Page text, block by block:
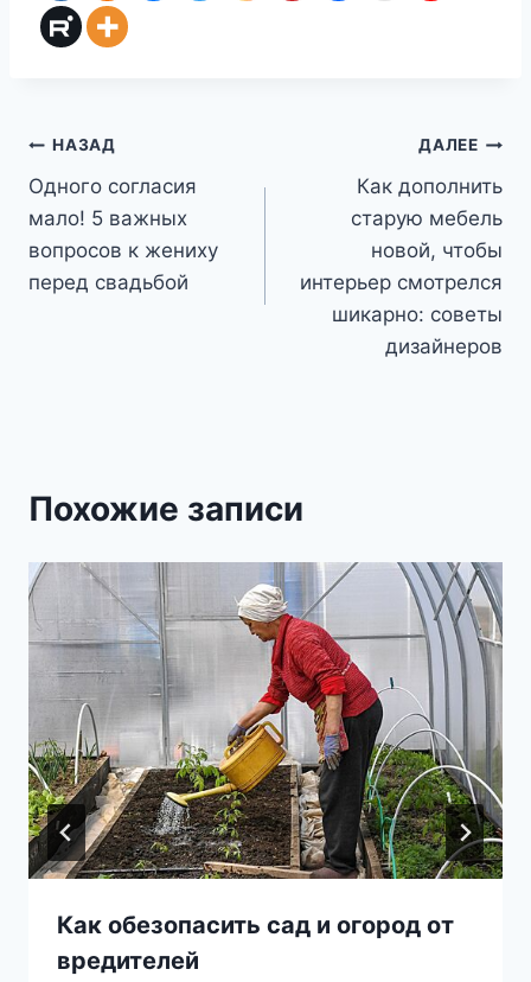
Навигация
по
записям
НАЗАД
Одного согласия
мало! 5 важных
вопросов к жениху
перед свадьбой
ДАЛЕЕ
Как дополнить
старую мебель
новой, чтобы
интерьер смотрелся
шикарно: советы
дизайнеров
Похожие записи
Как обезопасить сад и огород от
вредителей